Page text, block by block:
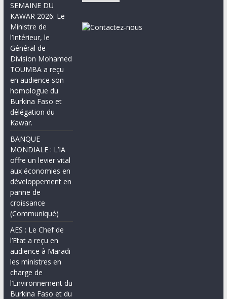
SEMAINE DU
KAWAR 2026: Le
Ministre de
l’Intérieur, le
Général de
Division Mohamed
TOUMBA a reçu
en audience son
homologue du
Burkina Faso et
délégation du
Kawar.
BANQUE
MONDIALE : L’IA
offre un levier vital
aux économies en
développement en
panne de
croissance
(Communiqué)
AES : Le Chef de
l’Etat a reçu en
audience à Maradi
les ministres en
charge de
l’Environnement du
Burkina Faso et du